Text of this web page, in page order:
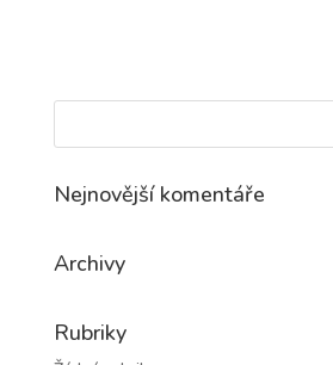
Nejnovější komentáře
Archivy
Rubriky